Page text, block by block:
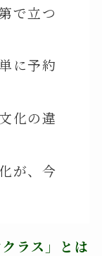
で立つ
に予約
化の違
が、今
ラス」とは